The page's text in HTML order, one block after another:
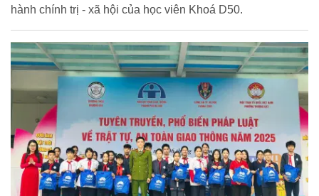
hành chính trị - xã hội của học viên Khoá D50.